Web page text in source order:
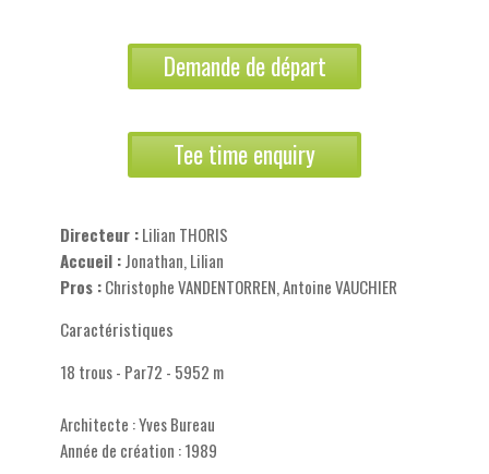
Demande de départ
Tee time enquiry
Directeur :Lilian THORIS
Accueil :Jonathan, Lilian
Pros :Christophe VANDENTORREN, Antoine VAUCHIER
Caractéristiques
18 trous - Par72 - 5952 m
Architecte : Yves Bureau
Année de création : 1989